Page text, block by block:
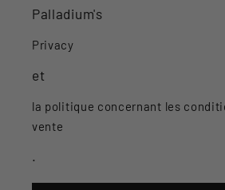
Palladium's
Privacy
et
la politique concernant les
vente
.